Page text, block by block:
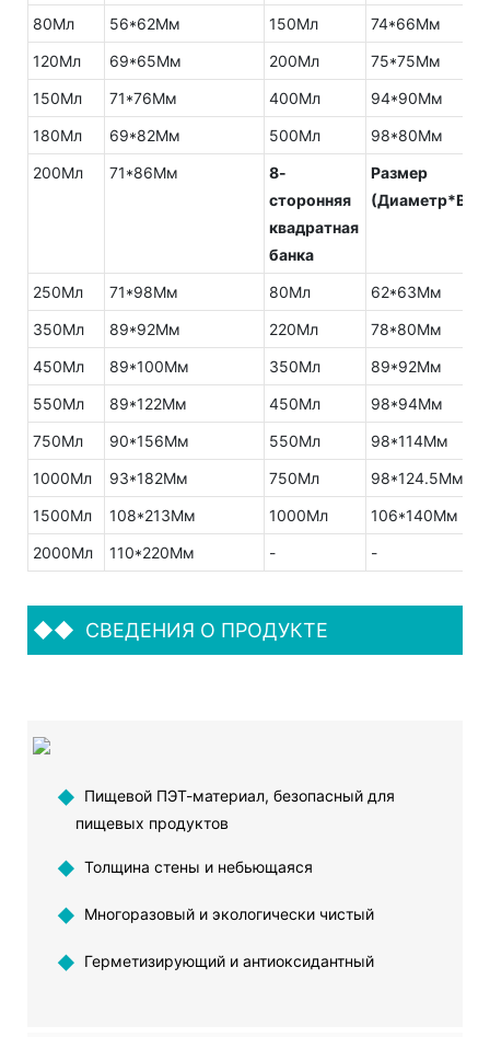
80Мл
56*62Мм 150Мл
74*66Мм
120Мл
69*65Мм 200Мл
75*75Мм
150Мл
71*76Мм 400Мл
94*90Мм
180Мл
69*82Мм 500Мл
98*80Мм
200Мл
71*86Мм
8-
сторонняя
квадратная
банка
Размер
250Мл 71*98Мм 80Мл
62*63Мм
350Мл
89*92Мм 220Мл
78*80Мм
450Мл
89*100Мм 350Мл
89*92Мм
550Мл
89*122Мм 450Мл
98*94Мм
750Мл
90*156Мм 550Мл
98*114Мм
1000Мл
93*182Мм 750Мл
98*124.5Мм
1500Мл
108*213Мм 1000Мл
106*140Мм
2000Мл
110*220Мм - -
◆◆ СВЕДЕНИЯ О ПРОДУКТЕ
◆ Пищевой ПЭТ-материал, безопасный для
пищевых продуктов
◆ Толщина стены и небьющаяся
◆ Многоразовый и экологически чистый
◆ Герметизирующий и антиоксидантный